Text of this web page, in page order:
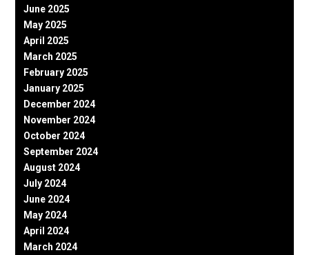
June 2025
May 2025
April 2025
March 2025
February 2025
January 2025
December 2024
November 2024
October 2024
September 2024
August 2024
July 2024
June 2024
May 2024
April 2024
March 2024